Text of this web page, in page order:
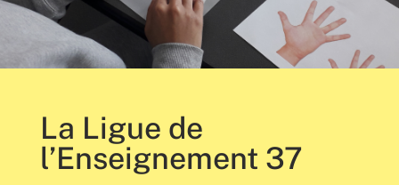
La Ligue de
l’Enseignement 37